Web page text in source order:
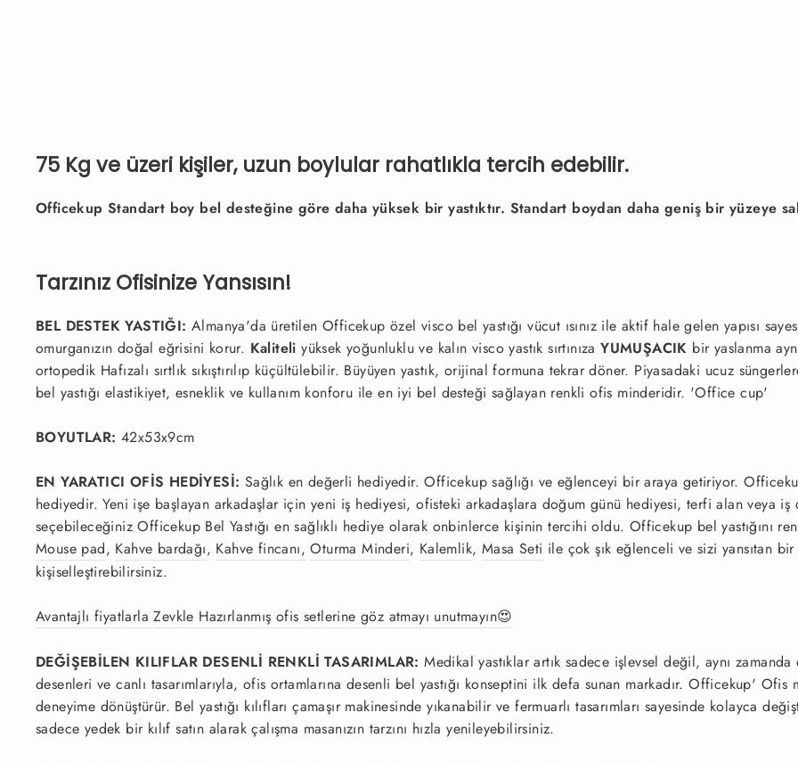
75 Kg ve üzeri kişiler, uzun boylular rahatlıkla tercih edebilir.
Officekup Standart boy bel desteğine göre daha yüksek bir yastıktır. Standart boydan daha geniş bir yüzeye
Tarzınız Ofisinize Yansısın!
BEL DESTEK YASTIĞI: Almanya'da üretilen Officekup özel visco bel yastığı vücut ısınız ile aktif hale gelen yapısı
omurganızın doğal eğrisini korur. Kaliteli yüksek yoğunluklu ve kalın visco yastık sırtınızaYUMUŞACIK bir yaslanma
ortopedik Hafızalı sırtlık sıkıştırılıp küçültülebilir. Büyüyen yastık, orijinal formuna tekrar döner. Piyasadaki ucuz
bel yastığı elastikiyet, esneklik ve kullanım konforu ile en iyi bel desteği sağlayan renkli ofis minderidir. 'Office cup'
BOYUTLAR: 42x53x9cm
EN YARATICI OFİS HEDİYESİ: Sağlık en değerli hediyedir. Officekup sağlığı ve eğlenceyi bir araya getiriyor.
hediyedir. Yeni işe başlayan arkadaşlar için yeni iş hediyesi, ofisteki arkadaşlara doğum günü hediyesi, terfi alan veya iş
seçebileceğiniz Officekup Bel Yastığı en sağlıklı hediye olarak onbinlerce kişinin tercihi oldu. Officekup bel yastığını
Mouse pad, Kahve bardağı, Kahve fincanı, Oturma Minderi, Kalemlik, Masa Seti ile çok şık eğlenceli ve sizi yansıtan
kişiselleştirebilirsiniz.
Avantajlı fiyatlarla Zevkle Hazırlanmış ofis setlerine göz atmayı unutmayın😍
DEĞİŞEBİLEN KILIFLAR DESENLİ RENKLİ TASARIMLAR: Medikal yastıklar artık sadece işlevsel değil, aynı
desenleri ve canlı tasarımlarıyla, ofis ortamlarına desenli bel yastığı konseptini ilk defa sunan markadır.Officekup' Ofis
deneyime dönüştürür. Bel yastığı kılıfları çamaşır makinesinde yıkanabilir ve fermuarlı tasarımları sayesinde kolayca
sadece yedek bir kılıf satın alarak çalışma masanızın tarzını hızla yenileyebilirsiniz.